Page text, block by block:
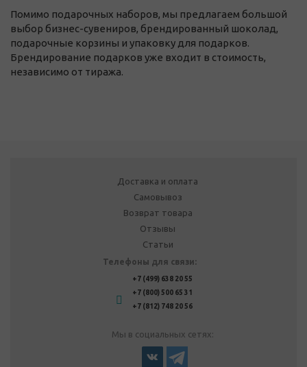
Помимо подарочных наборов, мы предлагаем большой
выбор бизнес-сувениров, брендированный шоколад,
подарочные корзины и упаковку для подарков.
Брендирование подарков уже входит в стоимость,
независимо от тиража.
Доставка и оплата
Самовывоз
Возврат товара
Отзывы
Статьи
Телефоны для связи:
+7 (499) 638 20 55
+7 (800) 500 65 31
+7 (812) 748 20 56
Мы в социальных сетях: